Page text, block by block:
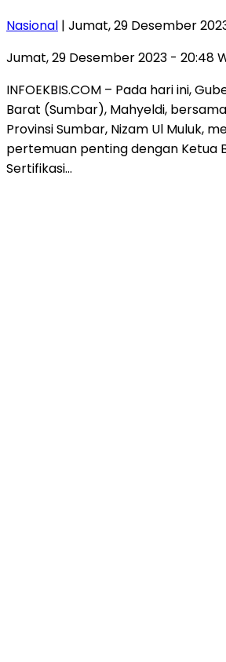
Nasional | Jumat, 29 Desember
Jumat, 29 Desember 2023 - 20:48
INFOEKBIS.COM – Pada hari ini,
Barat (Sumbar), Mahyeldi,
Provinsi Sumbar, Nizam Ul Muluk,
pertemuan penting dengan Ketua
Sertifikasi…